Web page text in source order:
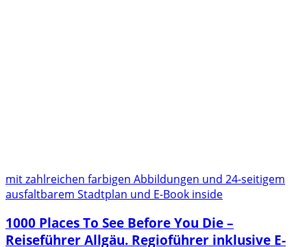
mit zahlreichen farbigen Abbildungen und 24-seitigem
ausfaltbarem Stadtplan und E-Book inside
1000 Places To See Before You Die –
Reiseführer Allgäu. Regioführer inklusive E-